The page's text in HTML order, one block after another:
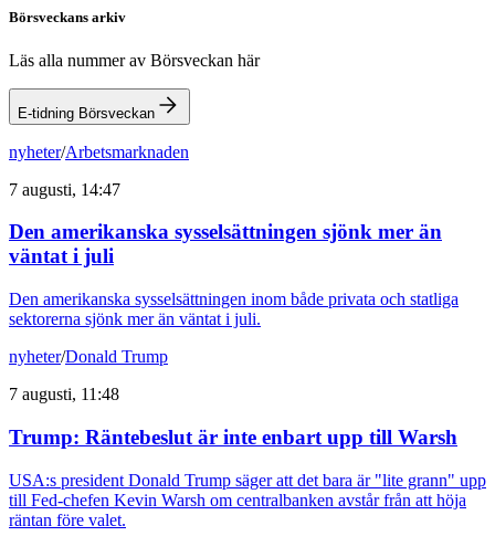
Börsveckans arkiv
Läs alla nummer av Börsveckan här
E-tidning Börsveckan
nyheter/Arbetsmarknaden
7 augusti, 14:47
Den amerikanska sysselsättningen sjönk mer än
väntat i juli
Den amerikanska sysselsättningen inom både privata och statliga
sektorerna sjönk mer än väntat i juli.
nyheter/Donald Trump
7 augusti, 11:48
Trump: Räntebeslut är inte enbart upp till Warsh
USA:s president Donald Trump säger att det bara är "lite grann" upp
till Fed-chefen Kevin Warsh om centralbanken avstår från att höja
räntan före valet.